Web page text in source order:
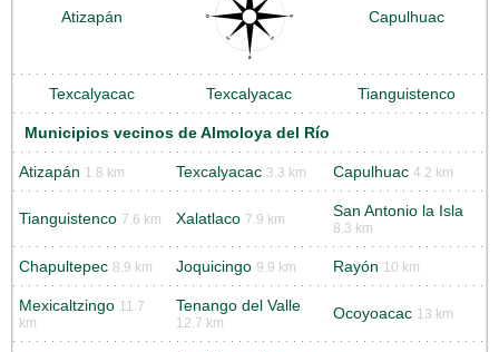
Atizapán Capulhuac
Texcalyacac Texcalyacac Tianguistenco
Municipios vecinos de Almoloya del Río
Atizapán 1.8 km Texcalyacac 3.3 km Capulhuac 4.2 km
Tianguistenco 7.6 km Xalatlaco 7.9 km San Antonio la Isla
8.3 km
Chapultepec 8.9 km Joquicingo 9.9 km Rayón 10 km
Mexicaltzingo 11.7
km
Tenango del Valle
12.7 km
Ocoyoacac 13 km